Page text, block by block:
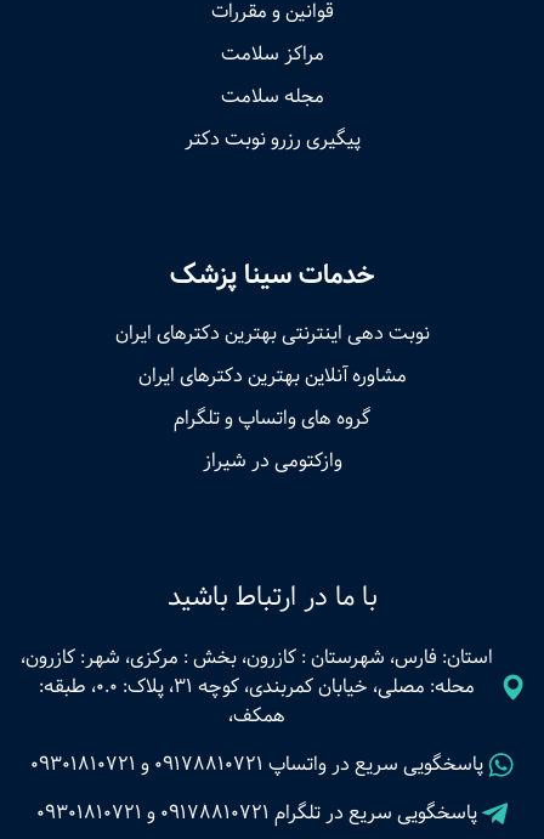
قوانین و مقررات
مراکز سلامت
مجله سلامت
پیگیری رزرو نوبت دکتر
خدمات سینا پزشک
نوبت‌ دهی اینترنتی بهترین دکترهای ایران
مشاوره آنلاین بهترین دکترهای ایران
گروه های واتساپ و تلگرام
وازکتومی در شیراز
با ما در ارتباط باشید
استان: فارس، شهرستان : کازرون، بخش : مرکزی، شهر: کازرون،
محله: مصلی، خیابان کمربندی، کوچه 31، پلاک: 0.0، طبقه:
همکف،
پاسخگویی سریع در واتساپ 09178810721 و 09301810721
پاسخگویی سریع در تلگرام 09178810721 و 09301810721